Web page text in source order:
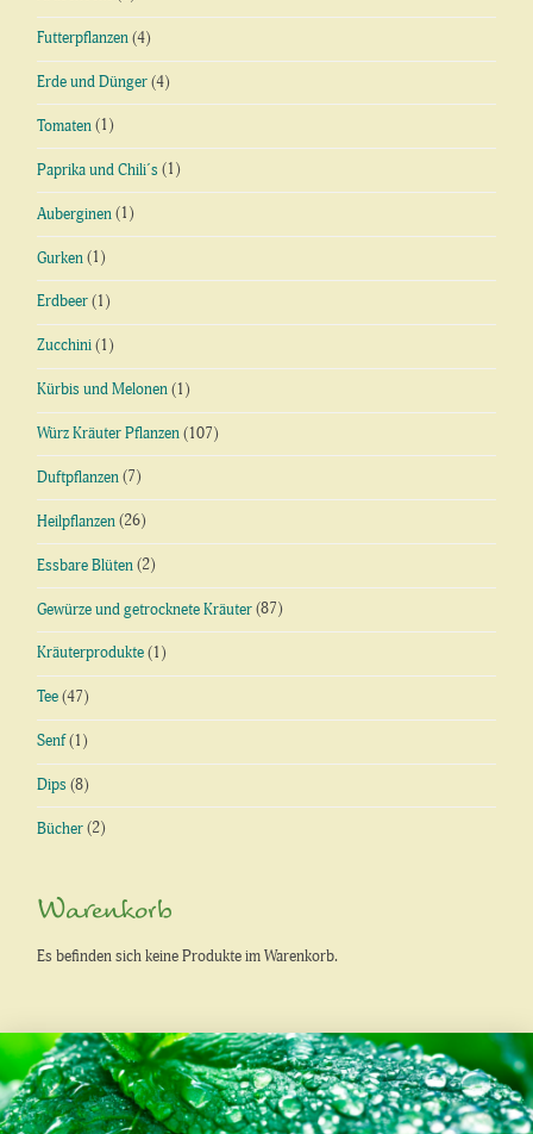
Futterpflanzen (4)
Erde und Dünger (4)
Tomaten (1)
Paprika und Chili´s (1)
Auberginen (1)
Gurken (1)
Erdbeer (1)
Zucchini (1)
Kürbis und Melonen (1)
Würz Kräuter Pflanzen (107)
Duftpflanzen (7)
Heilpflanzen (26)
Essbare Blüten (2)
Gewürze und getrocknete Kräuter (87)
Kräuterprodukte (1)
Tee (47)
Senf(1)
Dips (8)
Bücher (2)
Warenkorb
Es befinden sich keine Produkte im Warenkorb.